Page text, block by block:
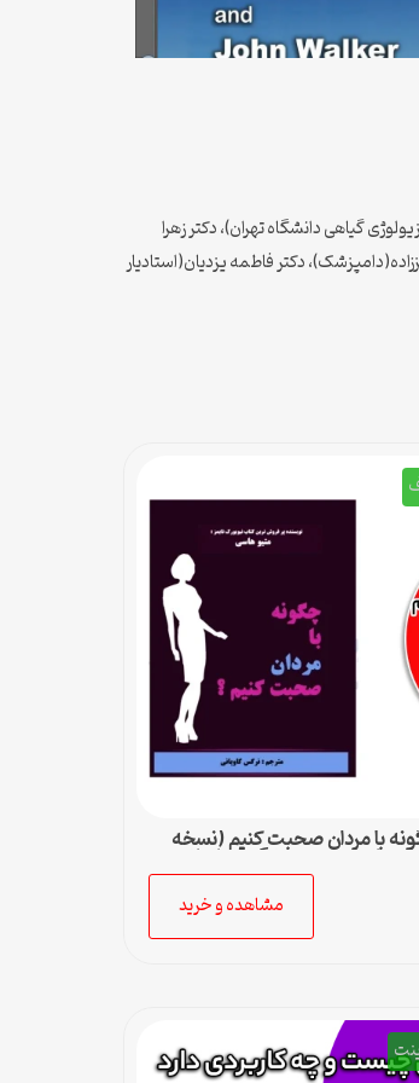
گیاهی دانشگاه تهران)، دکتر زهرا
دکتر فاطمه یزدیان(استادیار
با مردان صحبت کنیم (نسخه
مشاهده و خرید